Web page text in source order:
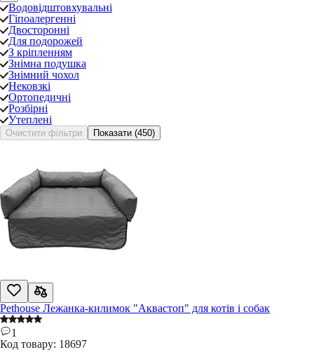
Водовідштовхувальні
Гіпоалергенні
Двосторонні
Для подорожей
З кріпленням
Знімна подушка
Знімний чохол
Нековзкі
Ортопедичні
Розбірні
Утеплені
Очистити фільтри Показати (450)
Pethouse Лежанка-килимок "Аквастоп" для котів і собак
1
Код товару: 18697